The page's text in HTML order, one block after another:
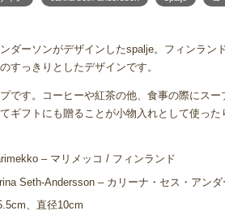
ダーソンがデザインしたspalje。フィンラン
すっきりとしたデザインです。
です。コーヒーや紅茶の他、食事の際にス
ギフトにも贈ることが小物入れとして使っ
– マリメッコ / フィンランド
Seth-Andersson – カリーナ・セス・アンダ
、直径10cm